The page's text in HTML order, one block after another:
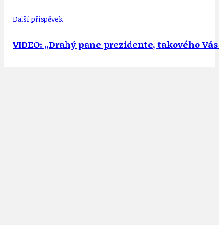
Další příspěvek
VIDEO: „Drahý pane prezidente, takového